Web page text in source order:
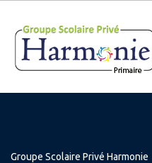
Groupe Scolaire Privé Harmonie